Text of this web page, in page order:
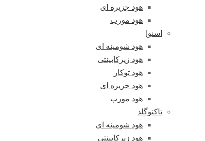
هود جزیره ای
هود مورب
اسنوا
هود شومینه ای
هود زیرکابینتی
هود توکار
هود جزیره ای
هود مورب
تاکنوگلد
هود شومینه ای
هود زیرکابینتی